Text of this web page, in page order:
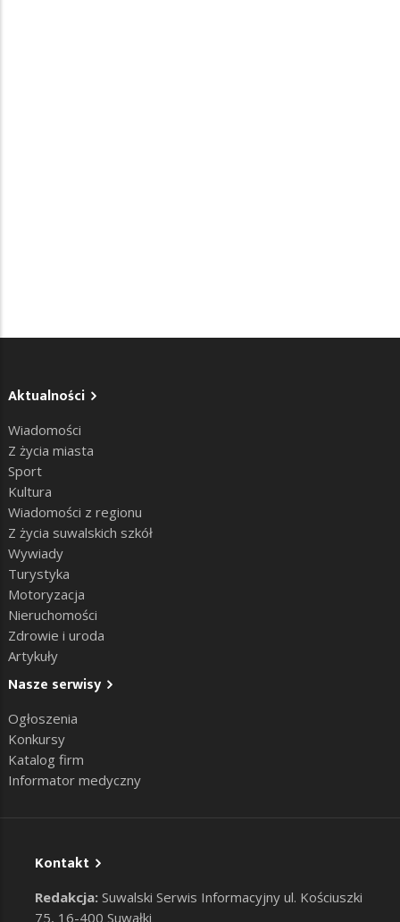
Aktualności
Wiadomości
Z życia miasta
Sport
Kultura
Wiadomości z regionu
Z życia suwalskich szkół
Wywiady
Turystyka
Motoryzacja
Nieruchomości
Zdrowie i uroda
Artykuły
Nasze serwisy
Ogłoszenia
Konkursy
Katalog firm
Informator medyczny
Kontakt
Redakcja: Suwalski Serwis Informacyjny ul. Kościuszki
75, 16-400 Suwałki